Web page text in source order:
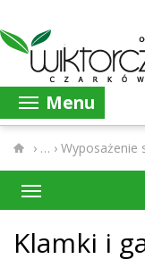
Menu
› Wyposażenie
Klamki i